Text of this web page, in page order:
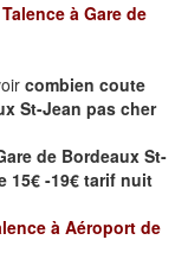
Talence à Gare de
combien coute
St-Jean pas cher
de Bordeaux St-
15€ -19€ tarif nuit
à Aéroport de